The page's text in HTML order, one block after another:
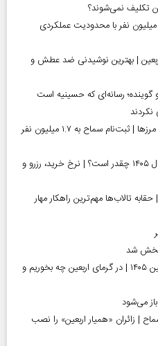
تکلیف نمی‌شوند؟
آمار معلولیت در ایران | بیش از ۱۰.۵ میلیون نفر با محدودیت عملکردی
| بهترین نوشیدنی ضد عطش و
گوینده؛ رسانه‌ای که حسینیه است
آغاز رسمی برنامه‌های اربعین ۱۴۰۵ در مرز‌ها | ثبت‌نام سماح به ۱.۷ میلیون نفر
قیمت قبر در بهشت زهرا (س) در سال ۱۴۰۵ چقدر است؟ | نرخ خرید، رزرو و
تالاب‌ها مهم‌ترین راهکار مهار
شد
توصیه‌های تغذیه‌ای برای زائران اربعین ۱۴۰۵ | در گرمای اربعین چه بخوریم و
| زائران «همیار اربعین» را نصب